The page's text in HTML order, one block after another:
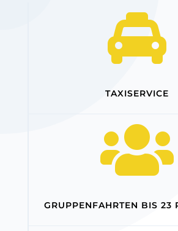

TAXISERVICE

GRUPPENFAHRTEN BIS 23